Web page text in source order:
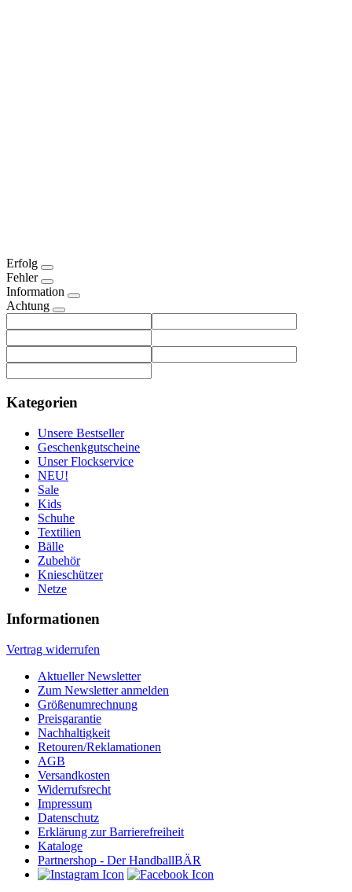
Erfolg
Fehler
Information
Achtung
Kategorien
Unsere Bestseller
Geschenkgutscheine
Unser Flockservice
NEU!
Sale
Kids
Schuhe
Textilien
Bälle
Zubehör
Knieschützer
Netze
Informationen
Vertrag widerrufen
Aktueller Newsletter
Zum Newsletter anmelden
Größenumrechnung
Preisgarantie
Nachhaltigkeit
Retouren/Reklamationen
AGB
Versandkosten
Widerrufsrecht
Impressum
Datenschutz
Erklärung zur Barrierefreiheit
Kataloge
Partnershop - Der HandballBÄR